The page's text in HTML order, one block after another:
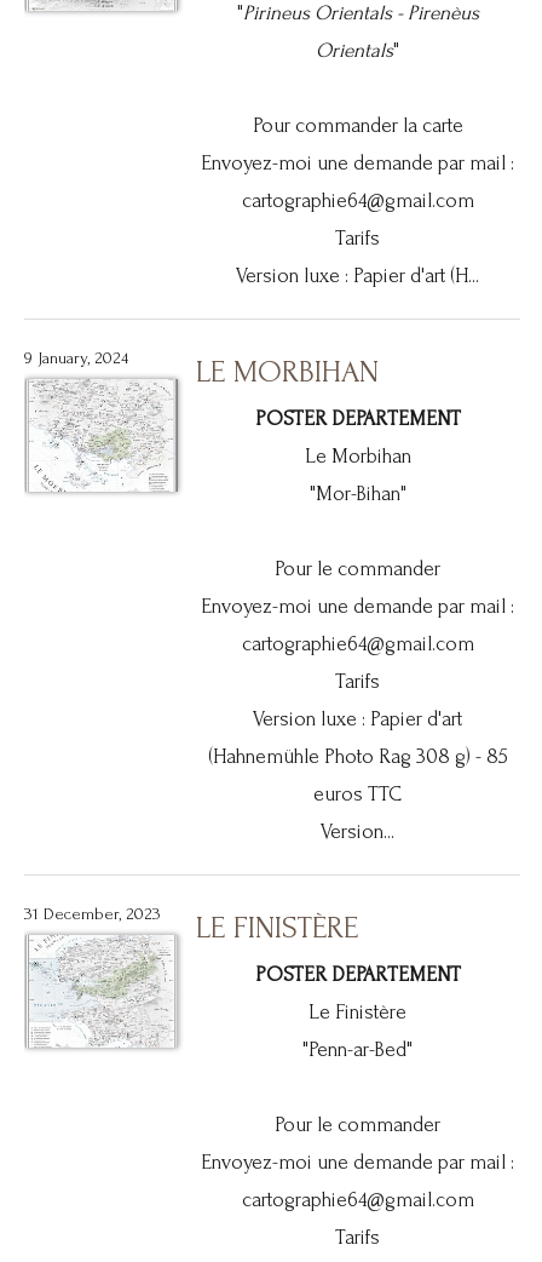
"Pirineus Orientals - Pirenèus
Orientals"
Pour commander la carte
Envoyez-moi une demande par mail :
cartographie64@gmail.com
Tarifs
Version luxe : Papier d'art (H...
9 January, 2024 LE MORBIHAN
POSTER DEPARTEMENT
Le Morbihan
"Mor-Bihan"
Pour le commander
Envoyez-moi une demande par mail :
cartographie64@gmail.com
Tarifs
Version luxe : Papier d'art
(Hahnemühle Photo Rag 308 g) - 85
euros TTC
Version...
31 December, 2023 LE FINISTÈRE
POSTER DEPARTEMENT
Le Finistère
"Penn-ar-Bed"
Pour le commander
Envoyez-moi une demande par mail :
cartographie64@gmail.com
Tarifs